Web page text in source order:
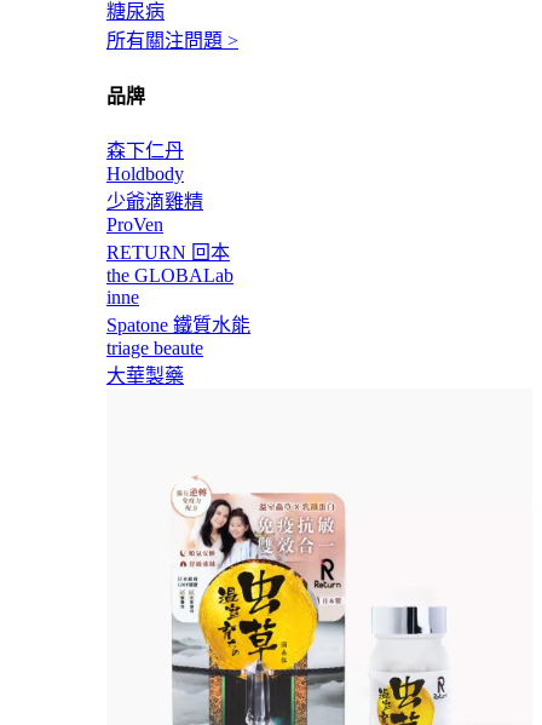
糖尿病
所有關注問題 >
品牌
森下仁丹
Holdbody
少爺滴雞精
ProVen
RETURN 回本
the GLOBALab
inne
Spatone 鐵質水能
triage beaute
大華製藥